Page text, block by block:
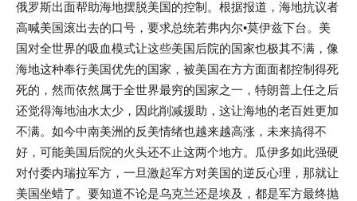
俄罗斯出面帮助海地摆脱美国的控制。根据报道，海地抗议者
高喊美国滚出去的口号，要求总统若弗内尔•莫伊兹下台。美
国对全世界的吸血模式让这些美国后院的国家也极其不满，像
海地这种奉行美国优先的国家，被美国在方方面面都控制得死
死的，然而依然属于全世界最穷的国家之一，特朗普上任之后
还觉得海地油水太少，因此削减援助，这让海地的老百姓更加
不满。如今中南美洲的反美情绪也越来越高涨，未来搞得不
好，可能美国后院的火头还不止这两个地方。瓜伊多如此强硬
对付委内瑞拉军方，一旦激起军方对美国的逆反心理，那就让
美国坐蜡了。要知道不论是乌克兰还是埃及，都是军方最终抛